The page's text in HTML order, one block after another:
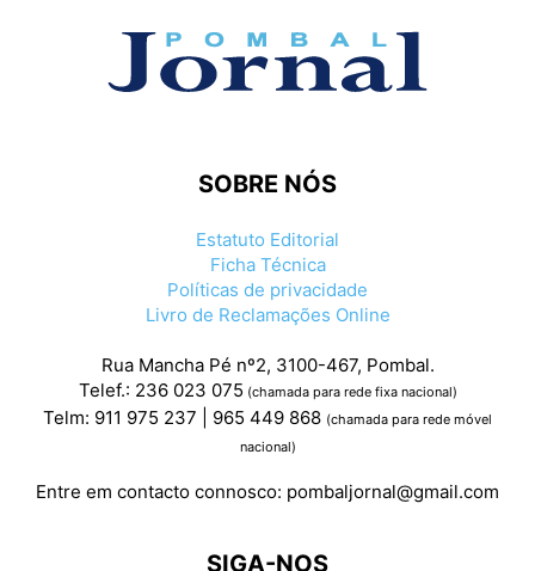
SOBRE NÓS
Estatuto Editorial
Ficha Técnica
Políticas de privacidade
Livro de Reclamações Online
Rua Mancha Pé nº2, 3100-467, Pombal.
Telef.: 236 023 075 (chamada para rede fixa nacional)
Telm: 911 975 237 | 965 449 868 (chamada para rede móvel
nacional)
Entre em contacto connosco: pombaljornal@gmail.com
SIGA-NOS